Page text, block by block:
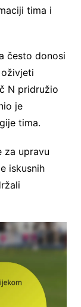
tima i
često donosi
N pridružio
je
tima.
za upravu
iskusnih